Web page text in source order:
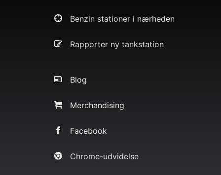
Benzin stationer i nærheden
Rapporter ny tankstation
Blog
Merchandising
Facebook
Chrome-udvidelse